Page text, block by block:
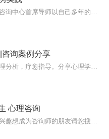
询案例分享
心理咨询